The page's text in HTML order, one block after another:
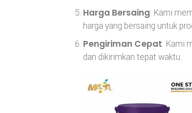
Harga Bersaing: Kami
harga yang bersaing untuk
Pengiriman Cepat: Kami
dan dikirimkan tepat waktu.